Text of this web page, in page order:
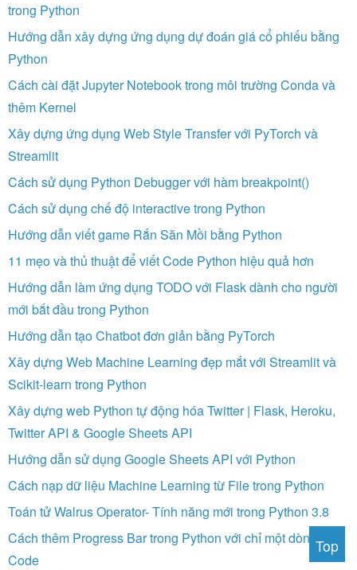
trong Python
Hướng dẫn xây dựng ứng dụng dự đoán giá cổ phiếu bằng
Python
Cách cài đặt Jupyter Notebook trong môi trường Conda và
thêm Kernel
Xây dựng ứng dụng Web Style Transfer với PyTorch và
Streamlit
Cách sử dụng Python Debugger với hàm breakpoint()
Cách sử dụng chế độ interactive trong Python
Hướng dẫn viết game Rắn Săn Mồi bằng Python
11 mẹo và thủ thuật để viết Code Python hiệu quả hơn
Hướng dẫn làm ứng dụng TODO với Flask dành cho người
mới bắt đầu trong Python
Hướng dẫn tạo Chatbot đơn giản bằng PyTorch
Xây dựng Web Machine Learning đẹp mắt với Streamlit và
Scikit-learn trong Python
Xây dựng web Python tự động hóa Twitter | Flask, Heroku,
Twitter API & Google Sheets API
Hướng dẫn sử dụng Google Sheets API với Python
Cách nạp dữ liệu Machine Learning từ File trong Python
Toán tử Walrus Operator- Tính năng mới trong Python 3.8
Cách thêm Progress Bar trong Python với chỉ một dòng
Code
Top